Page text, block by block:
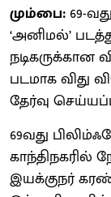
மும்பை: 69-
‘அனிமல்’
நடிகருக்கான
படமாக விது
தேர்வு
69வது
காந்திநகரில்
இயக்குநர்